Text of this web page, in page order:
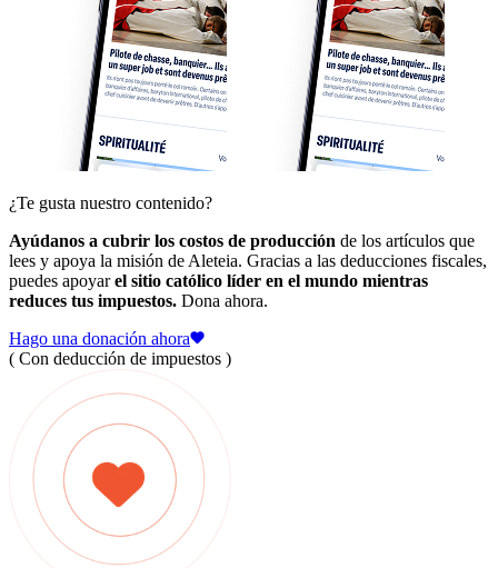
¿Te gusta nuestro contenido?
Ayúdanos a cubrir los costos de producción de los artículos que
lees y apoya la misión de Aleteia. Gracias a las deducciones fiscales,
puedes apoyarel sitio católico líder en el mundo mientras
reduces tus impuestos. Dona ahora.
Hago una donación ahora
( Con deducción de impuestos )